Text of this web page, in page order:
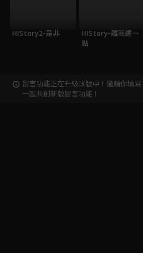
HIStory2-是非
HIStory-離我遠一
點
留言功能正在升級改版中！邀請你填寫
一起共創新版留言功能！